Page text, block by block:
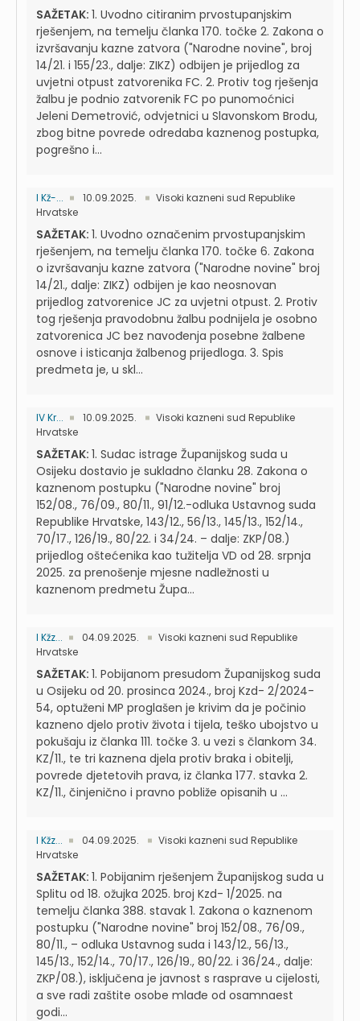
SAŽETAK: 1. Uvodno citiranim prvostupanjskim
rješenjem, na temelju članka 170. točke 2. Zakona o
izvršavanju kazne zatvora ("Narodne novine", broj
14/21. i 155/23., dalje: ZIKZ) odbijen je prijedlog za
uvjetni otpust zatvorenika FC. 2. Protiv tog rješenja
žalbu je podnio zatvorenik FC po punomoćnici
Jeleni Demetrović, odvjetnici u Slavonskom Brodu,
zbog bitne povrede odredaba kaznenog postupka,
pogrešno i...
I Kž-... 10.09.2025.
Visoki kazneni sud Republike
Hrvatske
SAŽETAK: 1. Uvodno označenim prvostupanjskim
rješenjem, na temelju članka 170. točke 6. Zakona
o izvršavanju kazne zatvora ("Narodne novine" broj
14/21., dalje: ZIKZ) odbijen je kao neosnovan
prijedlog zatvorenice JC za uvjetni otpust. 2. Protiv
tog rješenja pravodobnu žalbu podnijela je osobno
zatvorenica JC bez navođenja posebne žalbene
osnove i isticanja žalbenog prijedloga. 3. Spis
predmeta je, u skl...
IV Kr... 10.09.2025.
Visoki kazneni sud Republike
Hrvatske
SAŽETAK: 1. Sudac istrage Županijskog suda u
Osijeku dostavio je sukladno članku 28. Zakona o
kaznenom postupku ("Narodne novine" broj
152/08., 76/09., 80/11., 91/12.-odluka Ustavnog suda
Republike Hrvatske, 143/12., 56/13., 145/13., 152/14.,
70/17., 126/19., 80/22. i 34/24. – dalje: ZKP/08.)
prijedlog oštećenika kao tužitelja VD od 28. srpnja
2025. za prenošenje mjesne nadležnosti u
kaznenom predmetu Župa...
I Kžz... 04.09.2025.
Visoki kazneni sud Republike
Hrvatske
SAŽETAK: 1. Pobijanom presudom Županijskog suda
u Osijeku od 20. prosinca 2024., broj Kzd- 2/2024-
54, optuženi MP proglašen je krivim da je počinio
kazneno djelo protiv života i tijela, teško ubojstvo u
pokušaju iz članka 111. točke 3. u vezi s člankom 34.
KZ/11., te tri kaznena djela protiv braka i obitelji,
povrede djetetovih prava, iz članka 177. stavka 2.
KZ/11., činjenično i pravno pobliže opisanih u ...
I Kžz... 04.09.2025.
Visoki kazneni sud Republike
Hrvatske
SAŽETAK: 1. Pobijanim rješenjem Županijskog suda u
Splitu od 18. ožujka 2025. broj Kzd- 1/2025. na
temelju članka 388. stavak 1. Zakona o kaznenom
postupku ("Narodne novine" broj 152/08., 76/09.,
80/11., – odluka Ustavnog suda i 143/12., 56/13.,
145/13., 152/14., 70/17., 126/19., 80/22. i 36/24., dalje:
ZKP/08.), isključena je javnost s rasprave u cijelosti,
a sve radi zaštite osobe mlađe od osamnaest
godi...